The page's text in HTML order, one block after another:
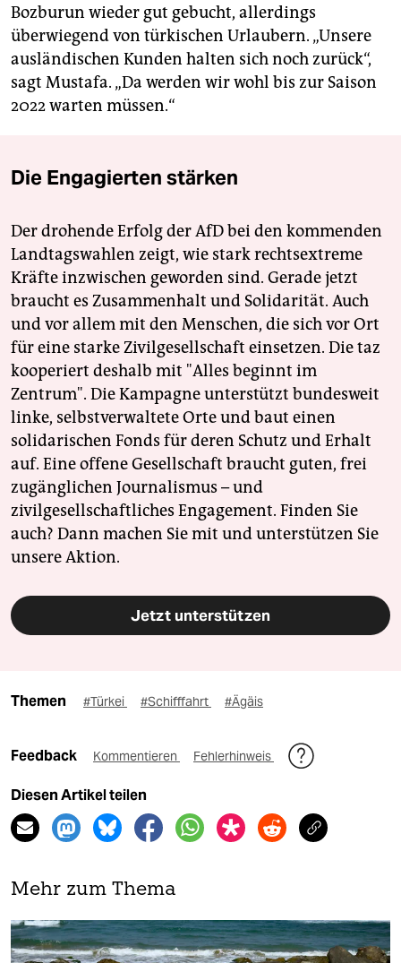
Bozburun wieder gut gebucht, allerdings
überwiegend von türkischen Urlaubern. „Unsere
ausländischen Kunden halten sich noch zurück“,
sagt ­Mustafa. „Da werden wir wohl bis zur Saison
2022 warten müssen.“
Die Engagierten stärken
Der drohende Erfolg der AfD bei den kommenden
Landtagswahlen zeigt, wie stark rechtsextreme
Kräfte inzwischen geworden sind. Gerade jetzt
braucht es Zusammenhalt und Solidarität. Auch
und vor allem mit den Menschen, die sich vor Ort
für eine starke Zivilgesellschaft einsetzen. Die taz
kooperiert deshalb mit "Alles beginnt im
Zentrum". Die Kampagne unterstützt bundesweit
linke, selbstverwaltete Orte und baut einen
solidarischen Fonds für deren Schutz und Erhalt
auf. Eine offene Gesellschaft braucht guten, frei
zugänglichen Journalismus – und
zivilgesellschaftliches Engagement. Finden Sie
auch? Dann machen Sie mit und unterstützen Sie
unsere Aktion.
Jetzt unterstützen
Themen #Türkei #Schifffahrt #Ägäis
Feedback Kommentieren Fehlerhinweis
Diesen Artikel teilen
Mehr zum Thema